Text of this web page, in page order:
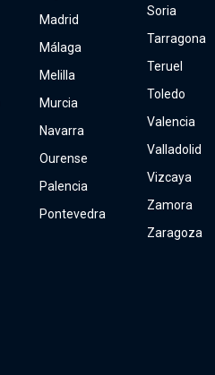
Madrid
Málaga
Melilla
Murcia
Navarra
Ourense
Palencia
Pontevedra
Soria
Tarragona
Teruel
Toledo
Valencia
Valladolid
Vizcaya
Zamora
Zaragoza